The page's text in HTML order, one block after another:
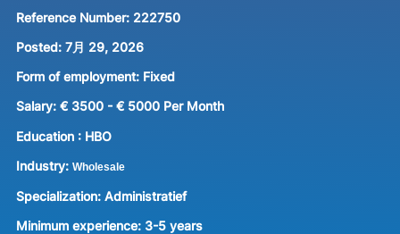
Reference Number: 222750
Posted: 7月 29, 2026
Form of employment: Fixed
Salary: € 3500 - € 5000 Per Month
Education : HBO
Industry: Wholesale
Specialization: Administratief
Minimum experience: 3-5 years